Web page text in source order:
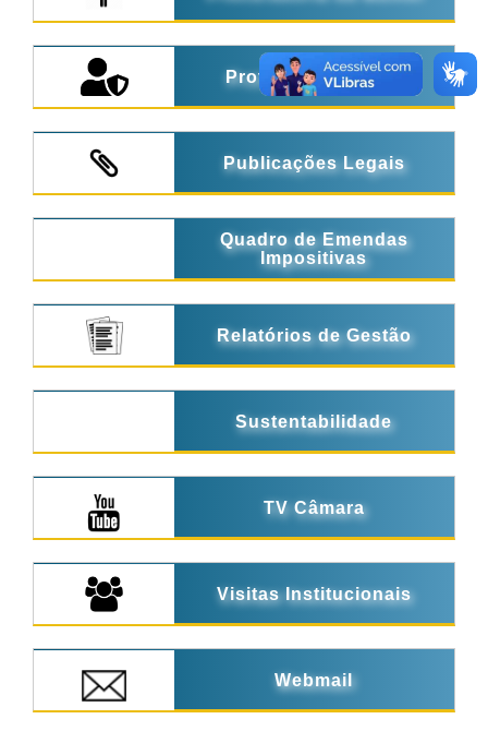
Proteção de Dados
Publicações Legais
Quadro de Emendas
Impositivas
Relatórios de Gestão
Sustentabilidade
TV Câmara
Visitas Institucionais
Webmail